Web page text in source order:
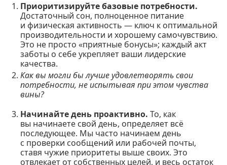
Приоритизируйте базовые потребности.
Достаточный сон, полноценное питание
и физическая активность — ключ к оптимальной
производительности и хорошему самочувствию.
Это не просто «приятные бонусы»; каждый акт
заботы о себе укрепляет ваши лидерские
качества.
Как вы могли бы лучше удовлетворять свои
потребности, не испытывая при этом чувства
вины?
Начинайте день проактивно. То, как
вы начинаете свой день, определяет всё
последующее. Мы часто начинаем день
с проверки сообщений или рабочей почты,
ставя чужие приоритеты выше своих. Это
отвлекает от собственных целей, и весь остаток